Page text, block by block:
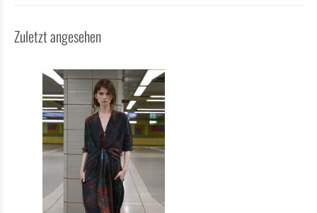
Zuletzt angesehen